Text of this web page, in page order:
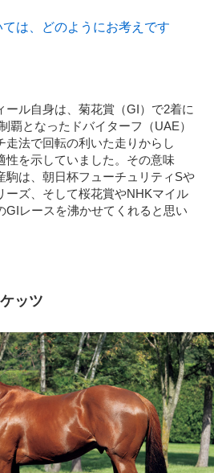
は、どのようにお考えです
ル自身は、菊花賞（GI）で2着に
覇となったドバイターフ（UAE）
走法で回転の利いた走りからし
性を示していました。その意味
駒は、朝日杯フューチュリティSや
ーズ、そして桜花賞やNHKマイル
GIレースを沸かせてくれると思い
ッツ